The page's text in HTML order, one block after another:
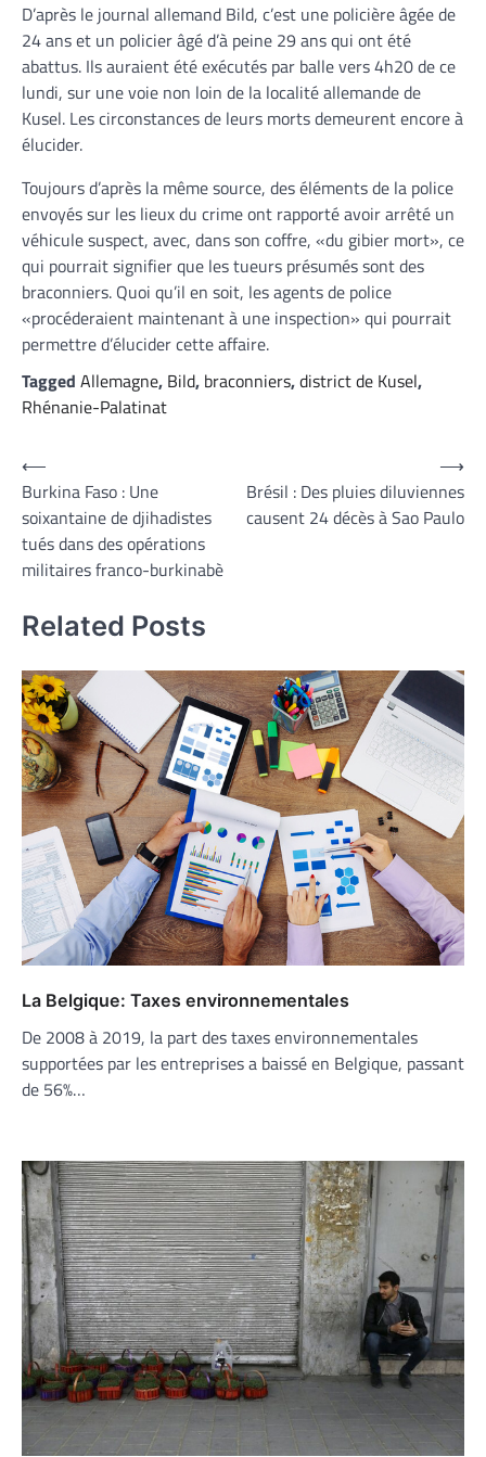
D’après le journal allemand Bild, c’est une policière âgée de
24 ans et un policier âgé d’à peine 29 ans qui ont été
abattus. Ils auraient été exécutés par balle vers 4h20 de ce
lundi, sur une voie non loin de la localité allemande de
Kusel. Les circonstances de leurs morts demeurent encore à
élucider.
Toujours d’après la même source, des éléments de la police
envoyés sur les lieux du crime ont rapporté avoir arrêté un
véhicule suspect, avec, dans son coffre, «du gibier mort», ce
qui pourrait signifier que les tueurs présumés sont des
braconniers. Quoi qu’il en soit, les agents de police
«procéderaient maintenant à une inspection» qui pourrait
permettre d’élucider cette affaire.
Tagged Allemagne, Bild, braconniers,district de Kusel,
Rhénanie-Palatinat
Navigation
de
l’article
⟵
Burkina Faso : Une
soixantaine de djihadistes
tués dans des opérations
militaires franco-burkinabè
Brésil : Des pluies diluviennes
causent 24 décès à Sao Paulo
⟶
Related Posts
La Belgique: Taxes environnementales
De 2008 à 2019, la part des taxes environnementales
supportées par les entreprises a baissé en Belgique, passant
de 56%…